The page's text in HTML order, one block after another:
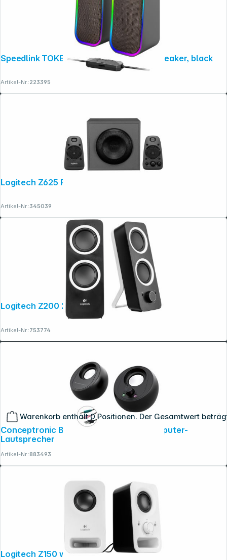
Warenkorb enthält 0 Positionen. Der Gesamtwert
Speedlink TOKEN RGB Gaming Stereo Speaker, black
Artikel-Nr.:223395
Logitech Z625 Powerful THX Sound
Artikel-Nr.:345039
Logitech Z200 2.0 Midnight Black
Artikel-Nr.:753774
Conceptronic BJORN01B 2.0-Kanal-Computer-
Lautsprecher
Artikel-Nr.:883493
Logitech Z150 weiss